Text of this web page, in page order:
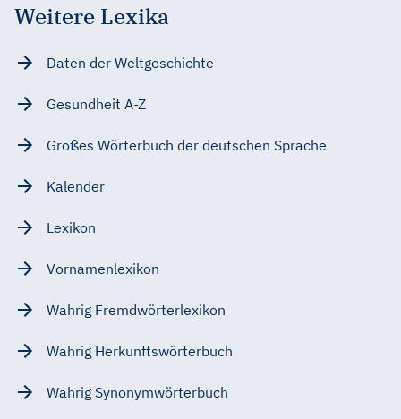
Weitere Lexika
Daten der Weltgeschichte
Gesundheit A-Z
Großes Wörterbuch der deutschen Sprache
Kalender
Lexikon
Vornamenlexikon
Wahrig Fremdwörterlexikon
Wahrig Herkunftswörterbuch
Wahrig Synonymwörterbuch